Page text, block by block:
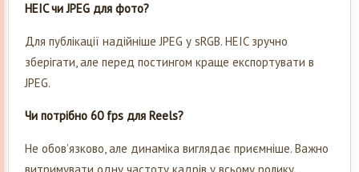
HEIC чи JPEG для фото?
Для публікації надійніше JPEG у sRGB. HEIC зручно
зберігати, але перед постингом краще експортувати в
JPEG.
Чи потрібно 60 fps для Reels?
Не обов’язково, але динаміка виглядає приємніше. Важно